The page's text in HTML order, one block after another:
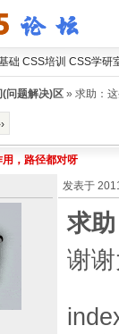
础 CSS培训 CSS学研
问题解决)区» 求助：这
，路径都对呀
发表于
求
谢